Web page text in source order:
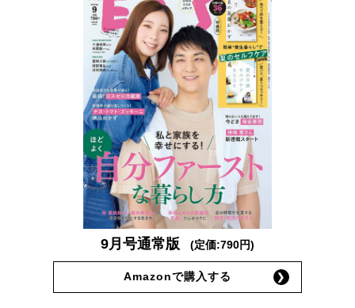
著者・監修者一覧
ESSE最新号